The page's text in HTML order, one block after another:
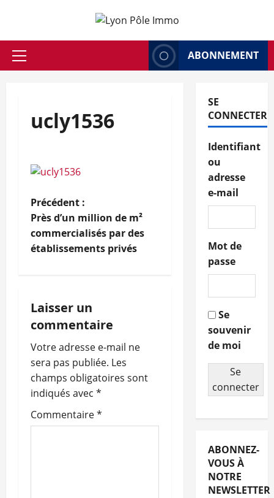
contenu
Menu
ABONNEMENT
ucly1536
N
a
v
g
a
t
i
o
Précédent :
Près d’un million de m²
commercialisés par des
établissements privés
Laisser un
commentaire
Votre adresse e-mail ne
sera pas publiée. Les
champs obligatoires sont
indiqués avec *
Commentaire*
SE
CONNECTER
Identifiant
ou
adresse
e-mail
Mot de
passe
Se
souvenir
de moi
Se
connecter
ABONNEZ-
VOUS À
NOTRE
NEWSLETTER